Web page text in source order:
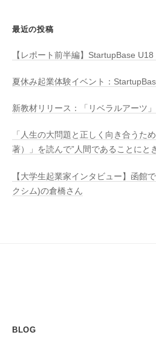
最近の投稿
【レポート前半編】StartupBase
夏休み起業体験イベント：
新教材リリース：「リベラルアーツ
「人生の大問題と正しく向き合うた
著）」を読んで”人間であることにと
【大学生起業家インタビュー】函館
クシム)の倉橋さん
BLOG